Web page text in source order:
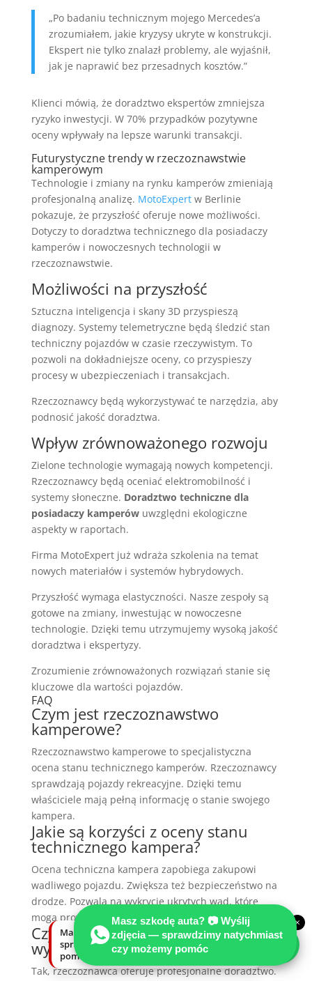
„Po badaniu technicznym mojego Mercedes’a
zrozumiałem, jakie kryzysy ukryte w konstrukcji.
Ekspert nie tylko znalazł problemy, ale wyjaśnił,
jak je naprawić bez przesadnych kosztów.”
Klienci mówią, że doradztwo ekspertów zmniejsza
ryzyko inwestycji. W 70% przypadków pozytywne
oceny wpływały na lepsze warunki transakcji.
Futurystyczne trendy w rzeczoznawstwie
kamperowym
Technologie i zmiany na rynku kamperów zmieniają
profesjonalną analizę. MotoExpertw Berlinie
pokazuje, że przyszłość oferuje nowe możliwości.
Dotyczy to doradztwa technicznego dla posiadaczy
kamperów i nowoczesnych technologii w
rzeczoznawstwie.
Możliwości na przyszłość
Sztuczna inteligencja i skany 3D przyspieszą
diagnozy. Systemy telemetryczne będą śledzić stan
techniczny pojazdów w czasie rzeczywistym. To
pozwoli na dokładniejsze oceny, co przyspieszy
procesy w ubezpieczeniach i transakcjach.
Rzeczoznawcy będą wykorzystywać te narzędzia, aby
podnosić jakość doradztwa.
Wpływ zrównoważonego rozwoju
Zielone technologie wymagają nowych kompetencji.
Rzeczoznawcy będą oceniać elektromobilność i
systemy słoneczne. Doradztwo techniczne dla
posiadaczy kamperówuwzględni ekologiczne
aspekty w raportach.
Firma MotoExpert już wdraża szkolenia na temat
nowych materiałów i systemów hybrydowych.
Przyszłość wymaga elastyczności. Nasze zespoły są
gotowe na zmiany, inwestując w nowoczesne
technologie. Dzięki temu utrzymujemy wysoką jakość
doradztwa i ekspertyzy.
Zrozumienie zrównoważonych rozwiązań stanie się
kluczowe dla wartości pojazdów.
FAQ
Czym jest rzeczoznawstwo
kamperowe?
Rzeczoznawstwo kamperowe to specjalistyczna
ocena stanu technicznego kamperów. Rzeczoznawcy
sprawdzają pojazdy rekreacyjne. Dzięki temu
właściciele mają pełną informację o stanie swojego
kampera.
Jakie są korzyści z oceny stanu
technicznego kampera?
Ocena techniczna kampera zapobiega zakupowi
wadliwego pojazdu. Zwiększa też bezpieczeństwo na
drodze. Pozwala na wykrycie ukrytych wad, które
mogą prowadzić do awarii.
Czy rzeczoznawca może pomóc w
wyborze kampera?
Tak, rzeczoznawca oferuje profesjonalne doradztwo.
Masz szkodę auta? 📷 Wyślij
zdjęcia — sprawdzimy natychmiast
czy możemy pomóc
×
Masz szkodę auta? Wyślij zdjęcia —
sprawdzimy natychmiast, czy możemy
pomóc.